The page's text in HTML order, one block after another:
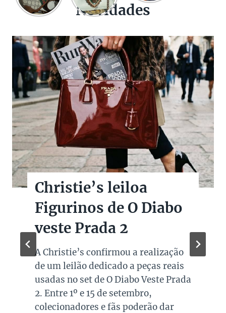
Novidades
Christie’s leiloa
Figurinos de O Diabo
veste Prada 2
A Christie’s confirmou a realização
de um leilão dedicado a peças reais
usadas no set de O Diabo Veste Prada
2. Entre 1º e 15 de setembro,
colecionadores e fãs poderão dar